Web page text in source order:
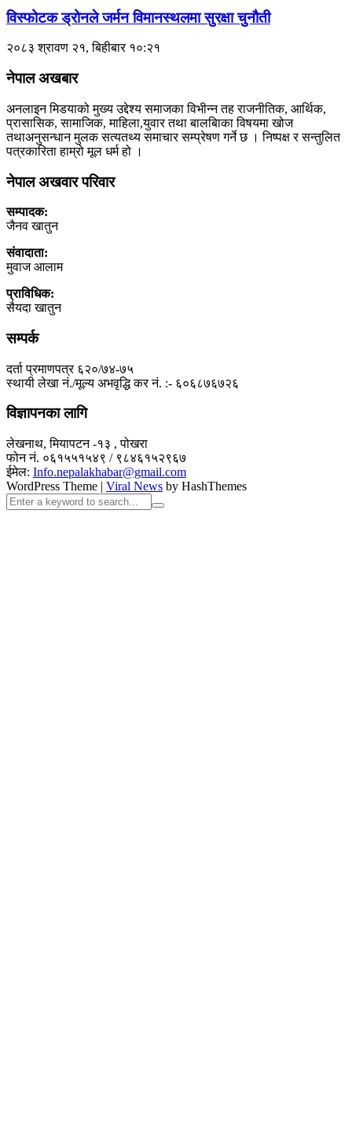
विस्फोटक ड्रोनले जर्मन विमानस्थलमा सुरक्षा चुनौती
२०८३ श्रावण २१, बिहीबार १०:२१
नेपाल अखबार
अनलाइन मिडयाको मुख्य उद्देश्य समाजका विभीन्न तह राजनीतिक, आर्थिक,
प्रासासिक, सामाजिक, माहिला,युवार तथा बालबािका विषयमा खोज
तथाअनुसन्धान मुलक सत्यतथ्य समाचार सम्प्रेषण गर्ने छ । निष्पक्ष र सन्तुलित
पत्रकारिता हाम्रो मूल धर्म हो ।
नेपाल अखवार परिवार
सम्पादक:
जैनव खातुन
संवादाता:
मुवाज आलाम
प्राविधिक:
सैयदा खातुन
सम्पर्क
दर्ता प्रमाणपत्र ६२०/७४-७५
स्थायी लेखा नं./मूल्य अभवृद्धि कर नं. :- ६०६८७६७२६
विज्ञापनका लागि
लेखनाथ, मियापटन -१३ , पोखरा
फोन नं. ०६१५५१५४९ / ९८४६१५२९६७
ईमेल: Info.nepalakhabar@gmail.com
WordPress Theme | Viral News by HashThemes